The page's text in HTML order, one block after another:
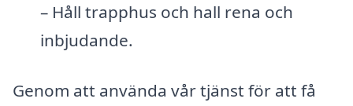
– Håll trapphus och hall rena och
inbjudande.
Genom att använda vår tjänst för att få